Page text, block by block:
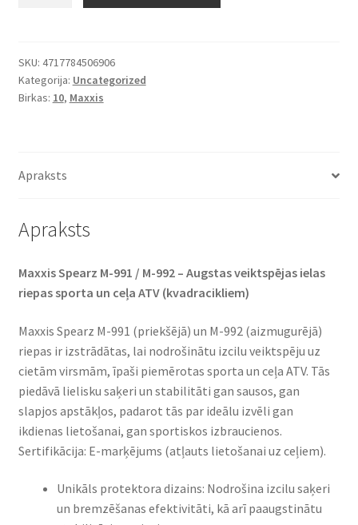
42N
(195/50-
10)
4PR
SKU: 4717784506906
Kategorija: Uncategorized
Birkas: 10, Maxxis
Apraksts
Apraksts
Maxxis Spearz M-991 / M-992 – Augstas veiktspējas ielas
riepas sporta un ceļa ATV (kvadracikliem)
Maxxis Spearz M-991 (priekšējā) un M-992 (aizmugurējā)
riepas ir izstrādātas, lai nodrošinātu izcilu veiktspēju uz
cietām virsmām, īpaši piemērotas sporta un ceļa ATV. Tās
piedāvā lielisku saķeri un stabilitāti gan sausos, gan
slapjos apstākļos, padarot tās par ideālu izvēli gan
ikdienas lietošanai, gan sportiskos izbraucienos.
Sertifikācija: E-marķējums (atļauts lietošanai uz ceļiem).
Unikāls protektora dizains: Nodrošina izcilu saķeri
un bremzēšanas efektivitāti, kā arī paaugstinātu